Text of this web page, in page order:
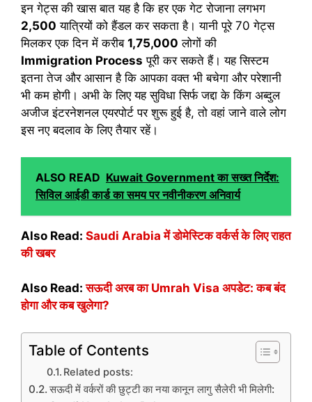
इन गेट्स की खास बात यह है कि हर एक गेट रोजाना लगभग
2,500 यात्रियों को हैंडल कर सकता है। यानी पूरे 70 गेट्स
मिलकर एक दिन में करीब 1,75,000 लोगों की
Immigration Process पूरी कर सकते हैं। यह सिस्टम
इतना तेज और आसान है कि आपका वक्त भी बचेगा और परेशानी
भी कम होगी। अभी के लिए यह सुविधा सिर्फ जद्दा के किंग अब्दुल
अजीज इंटरनेशनल एयरपोर्ट पर शुरू हुई है, तो वहां जाने वाले लोग
इस नए बदलाव के लिए तैयार रहें।
ALSO READ Kuwait Government का सख्त निर्देश:
सिविल आईडी कार्ड का समय पर नवीनीकरण अनिवार्य
Also Read: Saudi Arabia में डोमेस्टिक वर्कर्स के लिए राहत
की खबर
Also Read:सऊदी अरब का Umrah Visa अपडेट: कब बंद
होगा और कब खुलेगा?
Table of Contents
Related posts:
सऊदी में वर्करों की छुट्टी का नया कानून लागु सैलेरी भी मिलेगी: